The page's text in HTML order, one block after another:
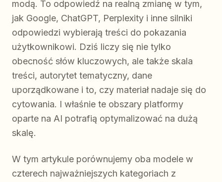
modą. To odpowiedź na realną zmianę w tym,
jak Google, ChatGPT, Perplexity i inne silniki
odpowiedzi wybierają treści do pokazania
użytkownikowi. Dziś liczy się nie tylko
obecność słów kluczowych, ale także skala
treści, autorytet tematyczny, dane
uporządkowane i to, czy materiał nadaje się do
cytowania. I właśnie te obszary platformy
oparte na AI potrafią optymalizować na dużą
skalę.
W tym artykule porównujemy oba modele w
czterech najważniejszych kategoriach z